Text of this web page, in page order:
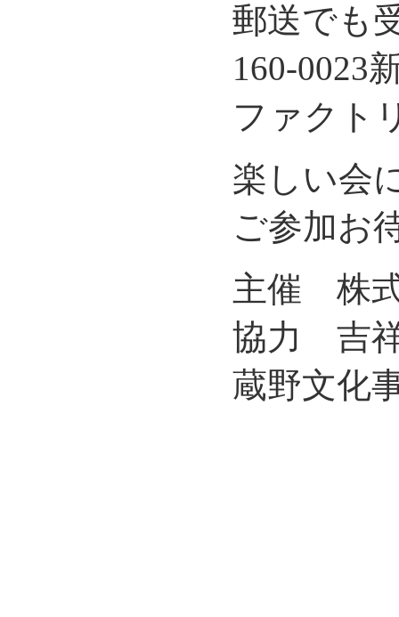
郵送でも
160-0023
ファクト
楽しい会
ご参加お
主催 株
協力 吉祥
蔵野文化